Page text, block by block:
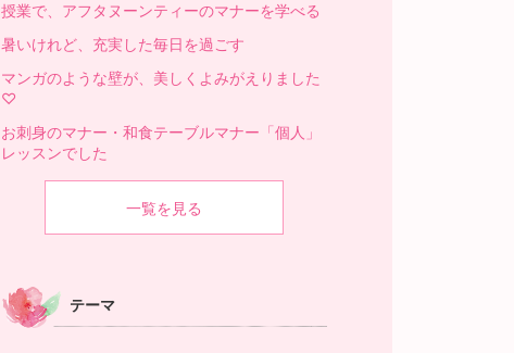
授業で、アフタヌーンティーのマナーを学べる
暑いけれど、充実した毎日を過ごす
マンガのような壁が、美しくよみがえりました
♡
お刺身のマナー・和食テーブルマナー「個人」
レッスンでした
一覧を見る
テーマ